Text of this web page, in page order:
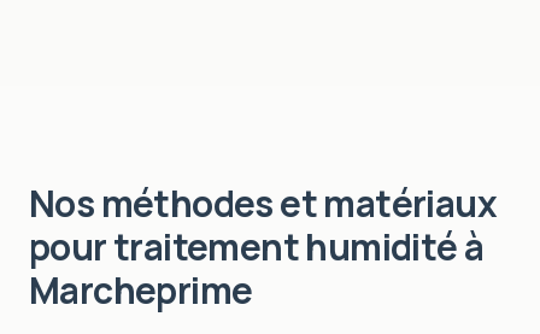
Nos méthodes et matériaux
pourtraitement humiditéà
Marcheprime